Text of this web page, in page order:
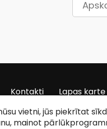
Kontakti Lapas karte
vietni, jūs piekrītat
mainot